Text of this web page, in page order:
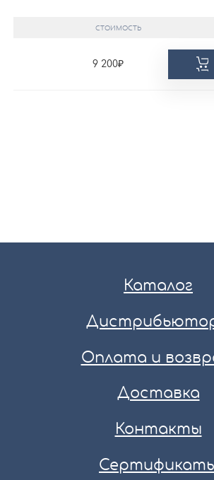
СТОИМОСТЬ
9 200
Каталог
Оплата и
Доставка
Контакты